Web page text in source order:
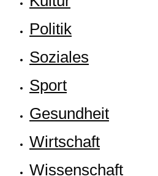
Poli­tik
Sozia­les
Sport
Gesund­heit
Wirt­schaft
Wis­sen­schaft